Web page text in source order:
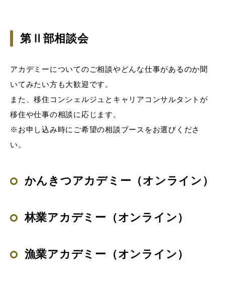
第Ⅱ部相談会
アカデミーについてのご相談やどんな仕事があるのか聞
いてみたい方も大歓迎です。
また、移住コンシェルジュとキャリアコンサルタントが
移住や仕事の相談に応じます。
※お申し込み時にご希望の相談ブースをお選びくださ
い。
かんきつアカデミー（オンライン）
林業アカデミー（オンライン）
漁業アカデミー（オンライン）